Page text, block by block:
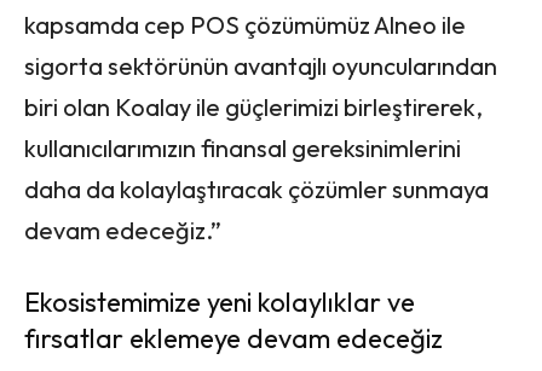
kapsamda cep POS çözümümüz Alneo ile
sigorta sektörünün avantajlı oyuncularından
biri olan Koalay ile güçlerimizi birleştirerek,
kullanıcılarımızın finansal gereksinimlerini
daha da kolaylaştıracak çözümler sunmaya
devam edeceğiz.”
Ekosistemimize yeni kolaylıklar ve
fırsatlar eklemeye devam edeceğiz